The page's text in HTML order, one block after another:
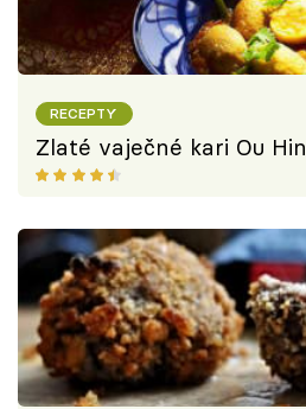
RECEPTY
Zlaté vaječné kari Ou Hin